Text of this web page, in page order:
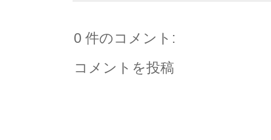
0 件のコメント:
コメントを投稿